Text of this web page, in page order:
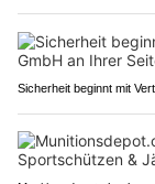
Sicherheit beginnt mit